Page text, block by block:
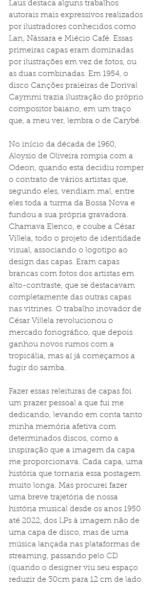
Laus destaca alguns trabalhos
autorais mais expressivos realizados
por ilustradores conhecidos como
Lan, Nássara e Miécio Café. Essas
primeiras capas eram dominadas
por ilustrações em vez de fotos, ou
as duas combinadas. Em 1954, o
disco Canções praieiras de Dorival
Caymmi trazia ilustração do próprio
compositor baiano, em um traço
que, a meu ver, lembra o de Carybé.
No início da década de 1960,
Aloysio de Oliveira rompia com a
Odeon, quando esta decidiu romper
o contrato de vários artistas que,
segundo eles, vendiam mal, entre
eles toda a turma da Bossa Nova e
fundou a sua própria gravadora.
Chamava Elenco, e coube a César
Villela, todo o projeto de identidade
visual, associando o logotipo ao
design das capas. Eram capas
brancas com fotos dos artistas em
alto-contraste, que se destacavam
completamente das outras capas
nas vitrines. O trabalho inovador de
César Villela revolucionou o
mercado fonográfico, que depois
ganhou novos rumos com a
tropicália, mas aí já começamos a
fugir do samba.
Fazer essas releituras de capas foi
um prazer pessoal a que fui me
dedicando, levando em conta tanto
minha memória afetiva com
determinados discos, como a
inspiração que a imagem da capa
me proporcionava. Cada capa, uma
história que tornaria essa postagem
muito longa. Mas procurei fazer
uma breve trajetória de nossa
história musical desde os anos 1950
até 2022, dos LPs à imagem não de
uma capa de disco, mas de uma
música lançada nas plataformas de
streaming, passando pelo CD
(quando o designer viu seu espaço
reduzir de 30cm para 12 cm de lado.